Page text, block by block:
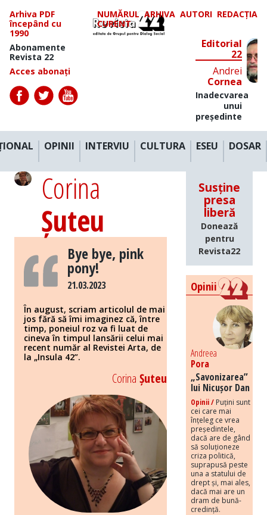
Arhiva PDF
începând cu
1990
Abonamente
Revista 22
Acces abonați
NUMĂRUL
CURENT
ARHIVA AUTORI REDACȚIA
Editorial
22
Andrei
Cornea
Inadecvarea
unui
președinte
OPINII INTERVIU CULTURA ESEU DOSAR
Corina
Șuteu
Bye bye, pink
pony!
21.03.2023
În august, scriam articolul de mai
jos fără să îmi imaginez că, între
timp, poneiul roz va fi luat de
cineva în timpul lansării celui mai
recent număr al Revistei Arta, de
la „Insula 42”.
Corina Șuteu
Susține
presa
liberă
Donează
pentru
Revista22
Opinii
Andreea
Pora
„Savonizarea”
lui Nicușor Dan
Opinii / Puțini sunt
cei care mai
înțeleg ce vrea
președintele,
dacă are de gând
să soluționeze
criza politică,
suprapusă peste
una a statului de
drept și, mai ales,
dacă mai are un
dram de bună-
credință.